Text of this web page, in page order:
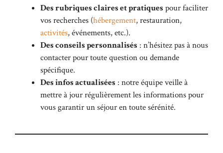
Des rubriques claires et pratiques pour faciliter
vos recherches (hébergement, restauration,
activités, événements, etc.).
Des conseils personnalisés : n’hésitez pas à nous
contacter pour toute question ou demande
spécifique.
Des infos actualisées : notre équipe veille à
mettre à jour régulièrement les informations pour
vous garantir un séjour en toute sérénité.